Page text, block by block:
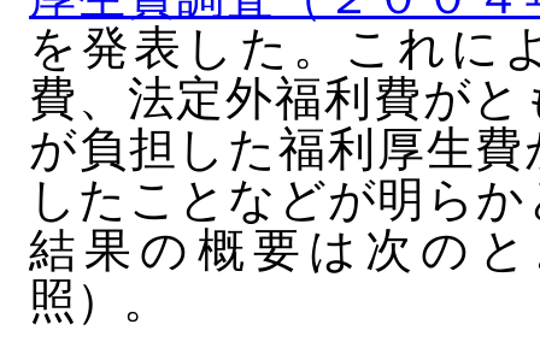
を発表した。これに
費、法定外福利費が
が負担した福利厚生
したことなどが明ら
結果の概要は次の
照）。